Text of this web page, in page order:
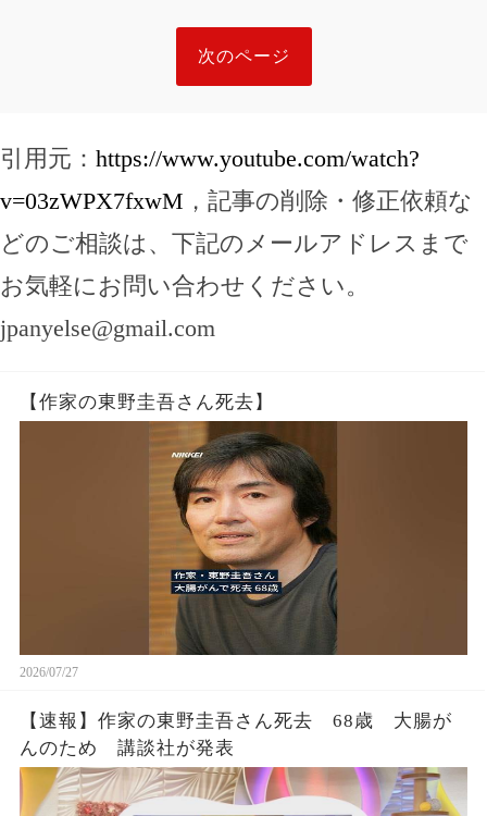
次のページ
引用元： https://www.youtube.com/watch?
v=03zWPX7fxwM ，記事の削除・修正依頼な
どのご相談は、下記のメールアドレスまで
お気軽にお問い合わせください。
jpanyelse@gmail.com
【作家の東野圭吾さん死去】
2026/07/27
【速報】作家の東野圭吾さん死去 68歳 大腸が
んのため 講談社が発表